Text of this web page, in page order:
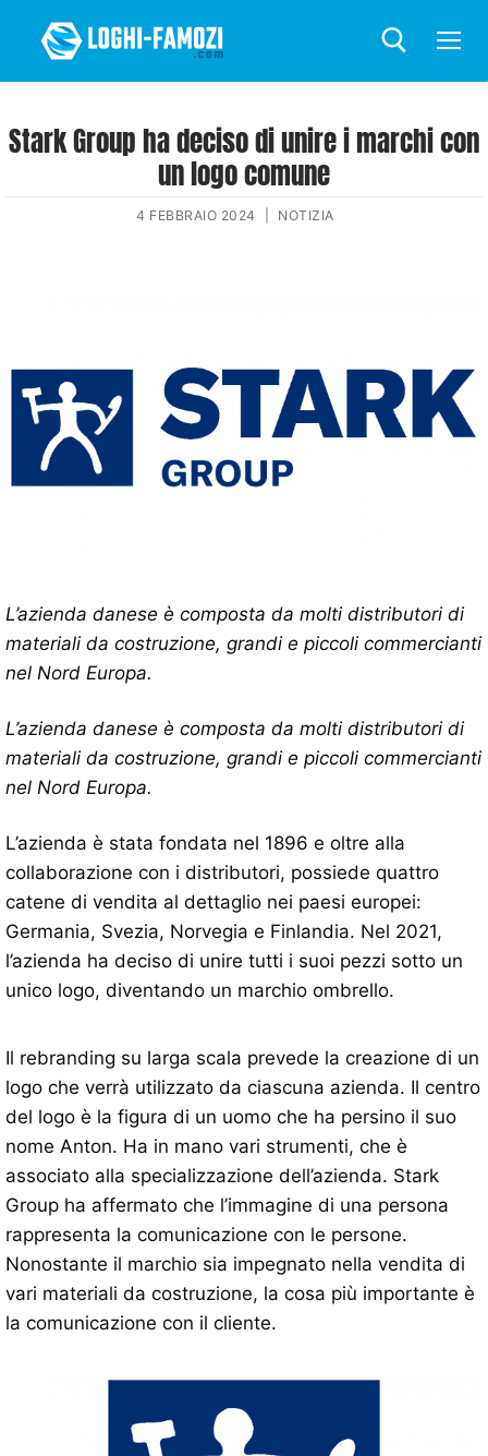
Stark Group ha deciso di unire i marchi con
un logo comune
4 FEBBRAIO 2024 NOTIZIA
L’azienda danese è composta da molti distributori di
materiali da costruzione, grandi e piccoli commercianti
nel Nord Europa.
L’azienda danese è composta da molti distributori di
materiali da costruzione, grandi e piccoli commercianti
nel Nord Europa.
L’azienda è stata fondata nel 1896 e oltre alla
collaborazione con i distributori, possiede quattro
catene di vendita al dettaglio nei paesi europei:
Germania, Svezia, Norvegia e Finlandia. Nel 2021,
l’azienda ha deciso di unire tutti i suoi pezzi sotto un
unico logo, diventando un marchio ombrello.
Il rebranding su larga scala prevede la creazione di un
logo che verrà utilizzato da ciascuna azienda. Il centro
del logo è la figura di un uomo che ha persino il suo
nome Anton. Ha in mano vari strumenti, che è
associato alla specializzazione dell’azienda. Stark
Group ha affermato che l’immagine di una persona
rappresenta la comunicazione con le persone.
Nonostante il marchio sia impegnato nella vendita di
vari materiali da costruzione, la cosa più importante è
la comunicazione con il cliente.